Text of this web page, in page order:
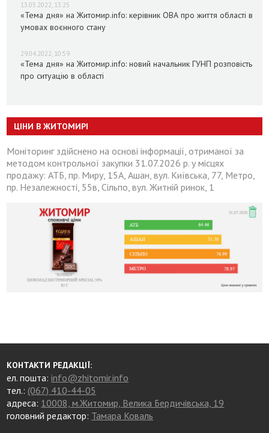
13.05.2022, 13:25
«Тема дня» на Житомир.info: керівник ОВА про життя області в
умовах воєнного стану
29.04.2022, 10:59
«Тема дня» на Житомир.info: новий начальник ГУНП розповість
про ситуацію в області
ЦІНИ В ЖИТОМИРІ
Моніторинг здійснено на основі інформації, отриманої за
методом контрольної закупки 31.07.2026 р. у місцях
продажу: АТБ, пр. Миру, 15А, Ашан, вул. Київська, 77, Метро,
пр. Незалежності, 55в, Сільпо, вул. Житній ринок, 1
КОНТАКТИ РЕДАКЦІЇ:
ел. пошта:info@zhitomir.info
тел.: (067) 410-44-05
адреса: 10008, м.Житомир, Велика Бердичівська, 19
головний редактор: Тамара Коваль